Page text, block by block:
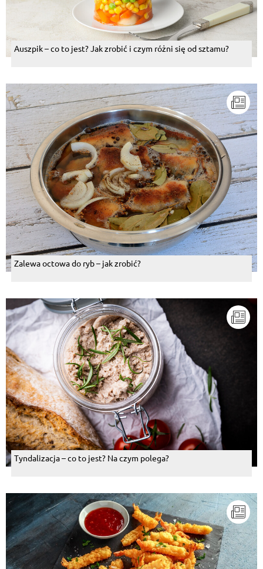
Auszpik – co to jest? Jak zrobić i czym różni się od sztamu?
Zalewa octowa do ryb – jak zrobić?
Tyndalizacja – co to jest? Na czym polega?